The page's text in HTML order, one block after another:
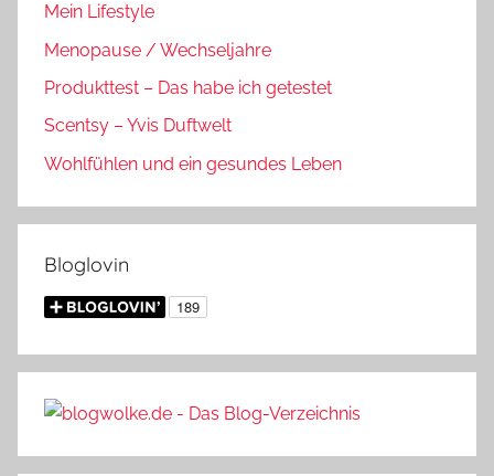
Mein Lifestyle
Menopause / Wechseljahre
Produkttest – Das habe ich getestet
Scentsy – Yvis Duftwelt
Wohlfühlen und ein gesundes Leben
Bloglovin